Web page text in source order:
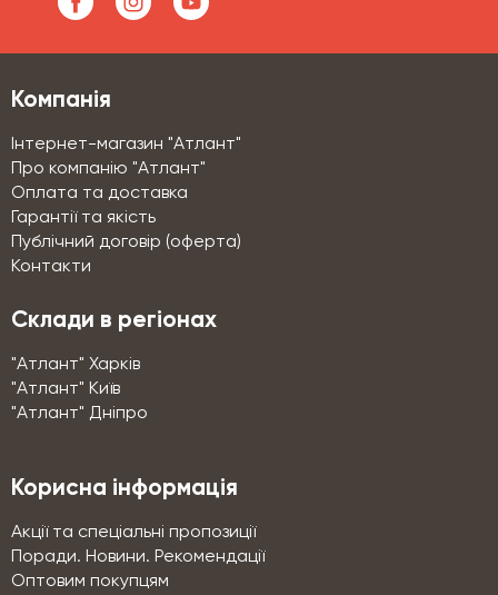
Компанія
Інтернет-магазин "Атлант"
Про компанію "Атлант"
Оплата та доставка
Гарантії та якість
Публічний договір (оферта)
Контакти
Склади в регіонах
"Атлант" Харків
"Атлант" Київ
"Атлант" Дніпро
Корисна інформація
Акції та спеціальні пропозиції
Поради. Новини. Рекомендації
Оптовим покупцям